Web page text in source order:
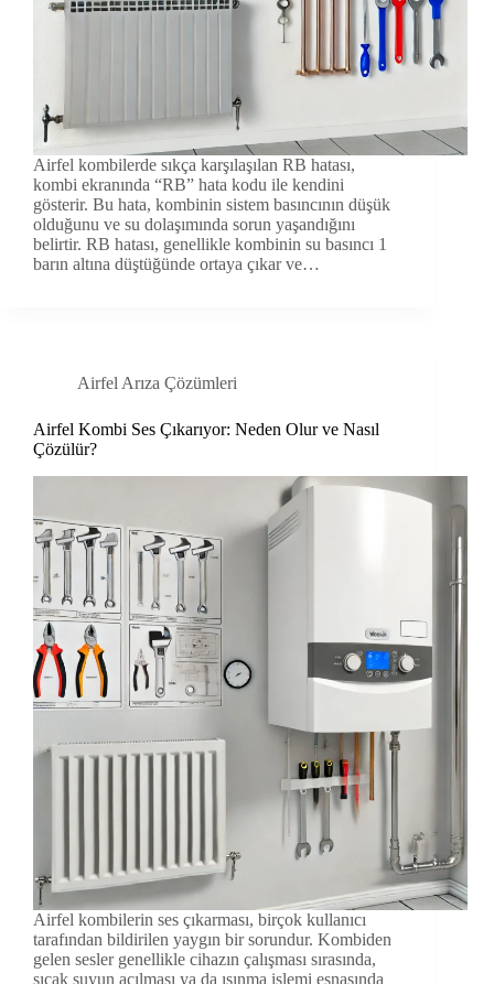
Airfel kombilerde sıkça karşılaşılan RB hatası,
kombi ekranında “RB” hata kodu ile kendini
gösterir. Bu hata, kombinin sistem basıncının düşük
olduğunu ve su dolaşımında sorun yaşandığını
belirtir. RB hatası, genellikle kombinin su basıncı 1
barın altına düştüğünde ortaya çıkar ve…
Airfel Arıza Çözümleri
Airfel Kombi Ses Çıkarıyor: Neden Olur ve Nasıl
Çözülür?
Airfel kombilerin ses çıkarması, birçok kullanıcı
tarafından bildirilen yaygın bir sorundur. Kombiden
gelen sesler genellikle cihazın çalışması sırasında,
sıcak suyun açılması ya da ısınma işlemi esnasında